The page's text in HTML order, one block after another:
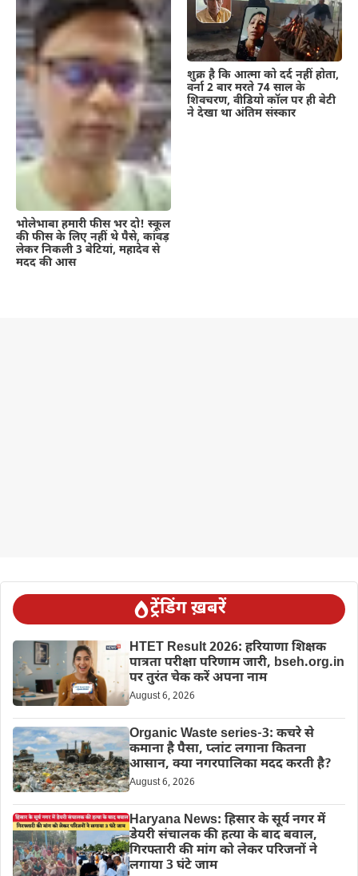
भोलेभाबा हमारी फीस भर दो! स्कूल
की फीस के लिए नहीं थे पैसे, कांवड़
लेकर निकली 3 बेटियां, महादेव से
मदद की आस
शुक्र है कि आत्मा को दर्द नहीं होता,
वर्ना 2 बार मरते 74 साल के
शिवचरण, वीडियो कॉल पर ही बेटी
ने देखा था अंतिम संस्कार
ट्रेंडिंग ख़बरें
HTET Result 2026: हरियाणा शिक्षक
पात्रता परीक्षा परिणाम जारी, bseh.org.in
पर तुरंत चेक करें अपना नाम
August 6, 2026
Organic Waste series-3: कचरे से
कमाना है पैसा, प्लांट लगाना कितना
आसान, क्या नगरपालिका मदद करती है?
August 6, 2026
Haryana News: हिसार के सूर्य नगर में
डेयरी संचालक की हत्या के बाद बवाल,
गिरफ्तारी की मांग को लेकर परिजनों ने
लगाया 3 घंटे जाम